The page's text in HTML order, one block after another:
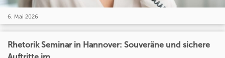
6. Mai 2026
Rhetorik Seminar in Hannover: Souveräne und sichere